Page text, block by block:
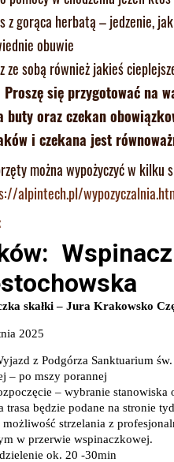
z gorąca herbatą – jedzenie,
obuwie
ze sobą również jakieś
Proszę się przygotować na
buty oraz czekan
i czekana jest
można wypożyczyć w kilku
alpintech.pl/